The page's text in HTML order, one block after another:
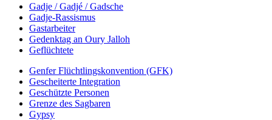
Gadje / Gadjé / Gadsche
Gadje-Rassismus
Gastarbeiter
Gedenktag an Oury Jalloh
Geflüchtete
Genfer Flüchtlingskonvention (GFK)
Gescheiterte Integration
Geschützte Personen
Grenze des Sagbaren
Gypsy